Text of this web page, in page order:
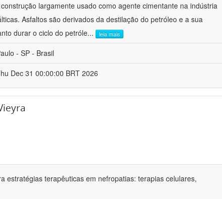
largamente usado como agente cimentante na indústria
Asfaltos são derivados da destilação do petróleo e a sua
durar o ciclo do petróle... leia mais
- SP - Brasil
Dec 31 00:00:00 BRT 2026
estratégias terapêuticas em nefropatias: terapias celulares,